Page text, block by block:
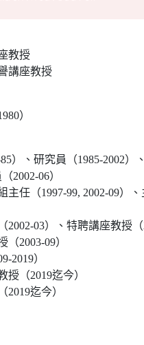
教授
講座教授
）
）、研究員（1985-2002）
2002-06）
任（1997-99, 2002-09）
03）、特聘講座教授（
2003-09）
2019）
授（2019迄今）
迄今）